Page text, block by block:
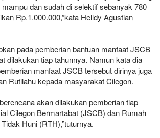
dan sudah di selektif sebanyak 780
Rp.1.000.000,”kata Helldy Agustian
pada pemberian bantuan manfaat JSCB
dilakukan tiap tahunnya. Namun kata dia
manfaat JSCB tersebut dirinya juga
Rutilahu kepada masyarakat Cilegon.
akan dilakukan pemberian tiap
Cilegon Bermartabat (JSCB) dan Rumah
Huni (RTH),”tuturnya.